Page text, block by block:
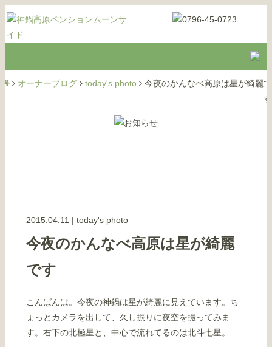
オーナーブログ today's photo
今夜のかんなべ高原は星が綺麗で
す
2015.04.11 | today's photo
今夜のかんなべ高原は星が綺麗
です
こんばんは。今夜の神鍋は星が綺麗に見えています。ち
ょっとカメラを出して、久し振りに夜空を撮ってみま
す。右下の北極星と、中心で流れてるのは北斗七星。